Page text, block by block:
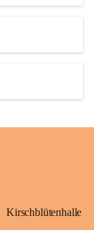
Kirschblütenhalle